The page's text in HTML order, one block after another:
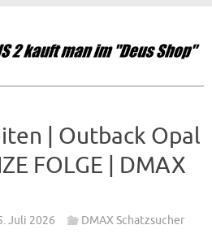
| Outback Opal
FOLGE | DMAX
Juli 2026 DMAX Schatzsucher